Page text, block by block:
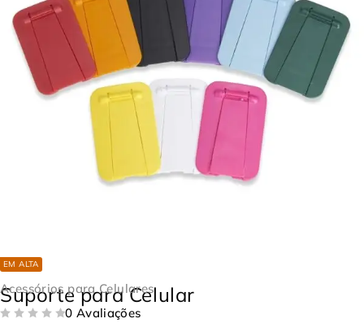
EM ALTA
Acessórios para Celulares
Suporte para Celular
0 Avaliações